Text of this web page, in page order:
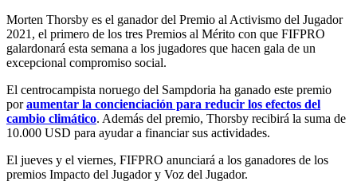
Morten Thorsby es el ganador del Premio al Activismo del Jugador
2021, el primero de los tres Premios al Mérito con que FIFPRO
galardonará esta semana a los jugadores que hacen gala de un
excepcional compromiso social.
El centrocampista noruego del Sampdoria ha ganado este premio
poraumentar la concienciación para reducir los efectos del
cambio climático. Además del premio, Thorsby recibirá la suma de
10.000 USD para ayudar a financiar sus actividades.
El jueves y el viernes, FIFPRO anunciará a los ganadores de los
premios Impacto del Jugador y Voz del Jugador.